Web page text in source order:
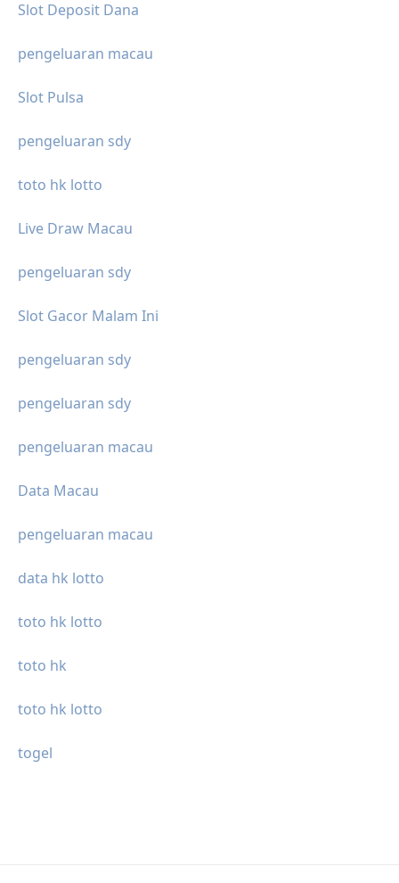
Slot Deposit Dana
pengeluaran macau
Slot Pulsa
pengeluaran sdy
toto hk lotto
Live Draw Macau
pengeluaran sdy
Slot Gacor Malam Ini
pengeluaran sdy
pengeluaran sdy
pengeluaran macau
Data Macau
pengeluaran macau
data hk lotto
toto hk lotto
toto hk
toto hk lotto
togel